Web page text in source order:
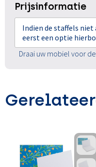
Prijsinformatie
Indien de staffels
eerst een optie
Draai uw mobiel voor